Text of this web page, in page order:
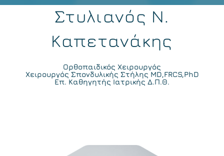
Στυλιανός Ν.
Καπετανάκης
Ορθοπαιδικός Χειρουργός
Χειρουργός Σπονδυλικής Στήλης MD,FRCS,PhD
Επ. Καθηγητής Ιατρικής Δ.Π.Θ.